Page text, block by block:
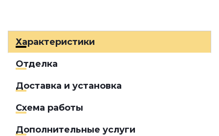
Характеристики
Отделка
Доставка и установка
Схема работы
Дополнительные услуги